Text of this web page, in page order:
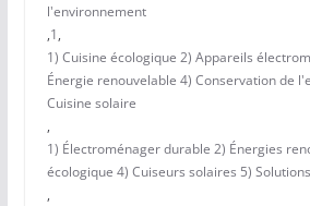
l'environnement
,1,
1) Cuisine écologique 2) Appareils
Énergie renouvelable 4) Conservation de
Cuisine solaire
,
1) Électroménager durable 2) Énergies
écologique 4) Cuiseurs solaires 5)
,